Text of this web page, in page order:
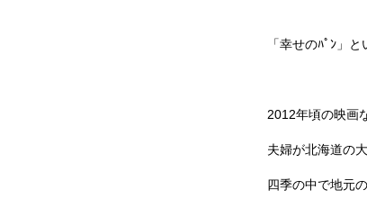
「幸せのﾊﾟﾝ」と
2012年頃の映画
夫婦が北海道の
四季の中で地元